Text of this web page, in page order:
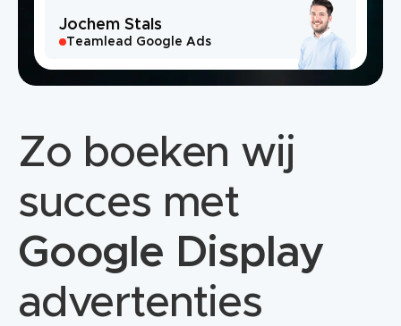
Jochem Stals
Teamlead Google Ads
Zo boeken wij
succes met
Google Display
advertenties